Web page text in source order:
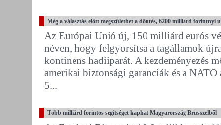
Még a választás előtt megszülethet a döntés, 6200 milliárd forintnyi
Az Európai Unió új, 150 milliárd eurós
néven, hogy felgyorsítsa a tagállamok
kontinens hadiiparát. A kezdeményezés
amerikai biztonsági garanciák és a
5...
Több milliárd forintos segítséget kaphat Magyarország Brüsszelből